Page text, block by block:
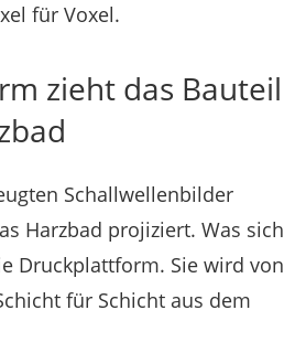
für Voxel.
zieht das Bauteil
Schallwellenbilder
Harzbad projiziert. Was sich
Druckplattform. Sie wird von
für Schicht aus dem